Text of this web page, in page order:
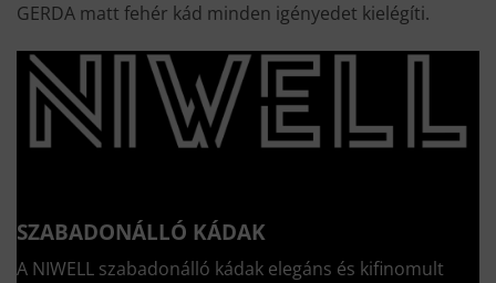
GERDA matt fehér kád minden igényedet kielégíti.
SZABADONÁLLÓ KÁDAK
A NIWELL szabadonálló kádak elegáns és kifinomult